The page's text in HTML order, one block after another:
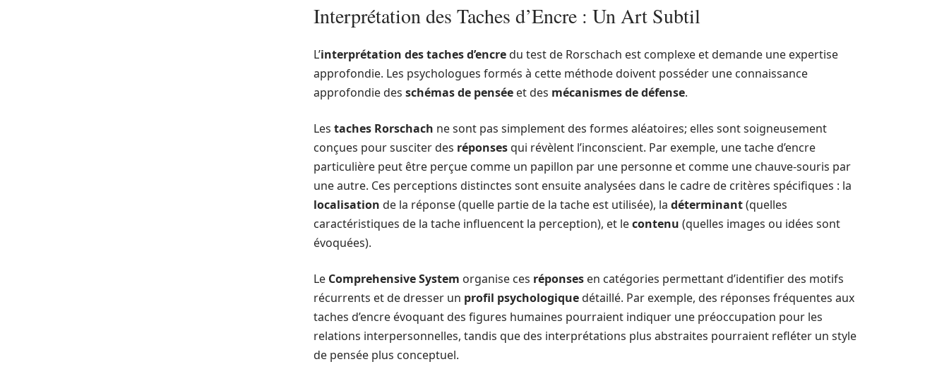
Interprétation des Taches d’Encre : Un Art Subtil
L’interprétation des taches d’encredu test de Rorschach est complexe et demande une expertise
approfondie. Les psychologues formés à cette méthode doivent posséder une connaissance
approfondie des schémas de pensée et des mécanismes de défense.
Les taches Rorschach ne sont pas simplement des formes aléatoires; elles sont soigneusement
conçues pour susciter des réponsesqui révèlent l’inconscient. Par exemple, une tache d’encre
particulière peut être perçue comme un papillon par une personne et comme une chauve-souris par
une autre. Ces perceptions distinctes sont ensuite analysées dans le cadre de critères spécifiques : la
localisation de la réponse (quelle partie de la tache est utilisée), la déterminant(quelles
caractéristiques de la tache influencent la perception), et lecontenu (quelles images ou idées sont
évoquées).
Le Comprehensive System organise ces réponses en catégories permettant d’identifier des motifs
récurrents et de dresser un profil psychologiquedétaillé. Par exemple, des réponses fréquentes aux
taches d’encre évoquant des figures humaines pourraient indiquer une préoccupation pour les
relations interpersonnelles, tandis que des interprétations plus abstraites pourraient refléter un style
de pensée plus conceptuel.